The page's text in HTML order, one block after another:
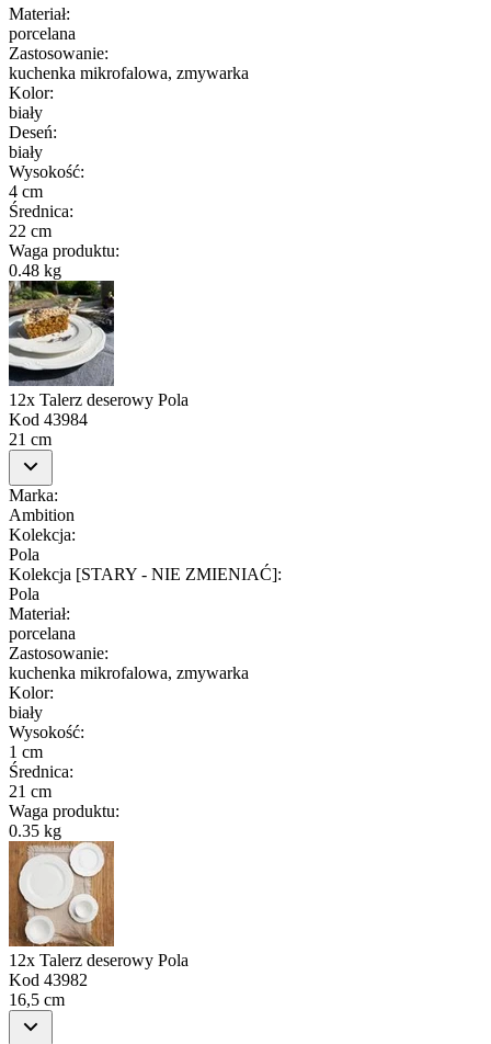
Materiał:
porcelana
Zastosowanie:
kuchenka mikrofalowa, zmywarka
Kolor:
biały
Deseń:
biały
Wysokość:
4 cm
Średnica:
22 cm
Waga produktu:
0.48 kg
12x Talerz deserowy Pola
Kod 43984
21 cm
Marka:
Ambition
Kolekcja:
Pola
Kolekcja [STARY - NIE ZMIENIAĆ]:
Pola
Materiał:
porcelana
Zastosowanie:
kuchenka mikrofalowa, zmywarka
Kolor:
biały
Wysokość:
1 cm
Średnica:
21 cm
Waga produktu:
0.35 kg
12x Talerz deserowy Pola
Kod 43982
16,5 cm